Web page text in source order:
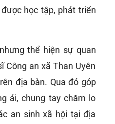
học tập, phát triển
thể hiện sự quan
Công an xã Than Uyên
địa bàn. Qua đó góp
ái, chung tay chăm lo
an sinh xã hội tại địa